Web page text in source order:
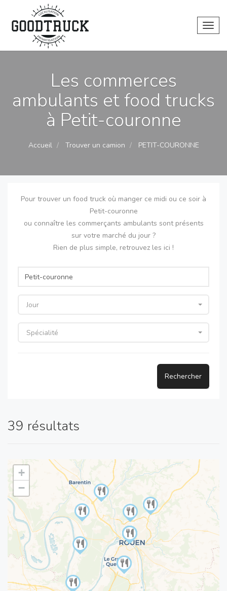
Les commerces
ambulants et food trucks
à Petit-couronne
Accueil Trouver un camion PETIT-COURONNE
Pour trouver un food truck où manger ce midi ou ce soir à
Petit-couronne
ou connaître les commerçants ambulants sont présents
sur votre marché du jour ?
Rien de plus simple, retrouvez les ici !
Jour
Spécialité
Rechercher
39 résultats
+
−